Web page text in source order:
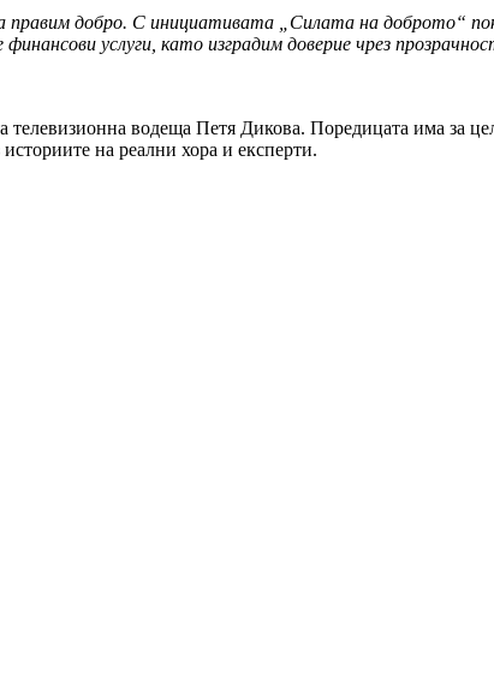
правим добро. С инициативата „Силата на доброто“
услуги, като изградим доверие чрез
телевизионна водеща Петя Дикова. Поредицата има за
на реални хора и експерти.